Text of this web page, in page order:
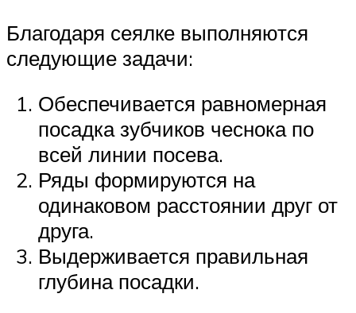
Благодаря сеялке выполняются
следующие задачи:
Обеспечивается равномерная
посадка зубчиков чеснока по
всей линии посева.
Ряды формируются на
одинаковом расстоянии друг от
друга.
Выдерживается правильная
глубина посадки.